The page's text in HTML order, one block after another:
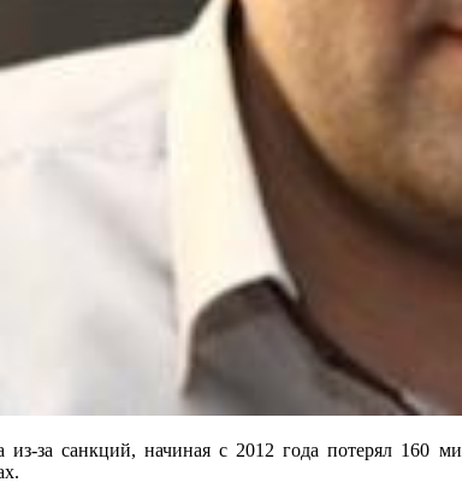
из-за санкций, начиная с 2012 года потерял 160